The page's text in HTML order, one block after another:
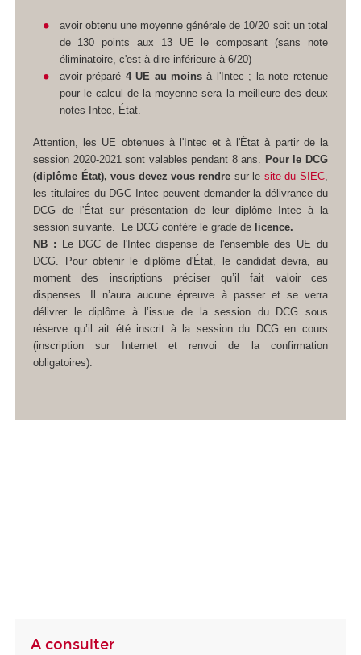
avoir obtenu une moyenne générale de 10/20 soit un total
de 130 points aux 13 UE le composant (sans note
éliminatoire, c'est-à-dire inférieure à 6/20)
avoir préparé 4 UE au moins à l'Intec ; la note retenue
pour le calcul de la moyenne sera la meilleure des deux
notes Intec, État.
Attention, les UE obtenues à l'Intec et à l'État à partir de la
session 2020-2021 sont valables pendant 8 ans. Pour le DCG
(diplôme État), vous devez vous rendre sur le site du SIEC,
les titulaires du DGC Intec peuvent demander la délivrance du
DCG de l'État sur présentation de leur diplôme Intec à la
session suivante.
Le DCG confère le grade de licence.
NB : Le DGC de l'Intec dispense de l'ensemble des UE du
DCG. Pour obtenir le diplôme d'État, le candidat devra, au
moment des inscriptions préciser qu’il fait valoir ces
dispenses. Il n’aura aucune épreuve à passer et se verra
délivrer le diplôme à l’issue de la session du DCG sous
réserve qu’il ait été inscrit à la session du DCG en cours
(inscription sur Internet et renvoi de la confirmation
obligatoires).
A consulter